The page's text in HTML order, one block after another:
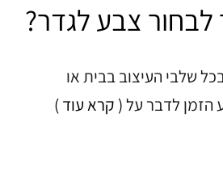
צבע לגדר?
שלבי העיצוב בבית או
הזמן לדבר על( קרא עוד )